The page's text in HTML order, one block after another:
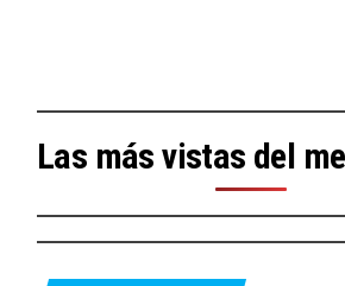
Las más vistas del